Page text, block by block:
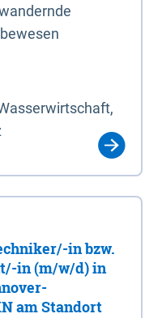
in bzw.
in (m/w/d) in
am Standort